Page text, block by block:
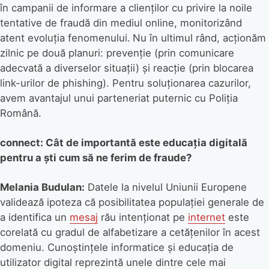
în campanii de informare a clienților cu privire la noile
tentative de fraudă din mediul online, monitorizând
atent evoluția fenomenului. Nu în ultimul rând, acționăm
zilnic pe două planuri: prevenție (prin comunicare
adecvată a diverselor situații) și reacție (prin blocarea
link-urilor de phishing). Pentru soluționarea cazurilor,
avem avantajul unui parteneriat puternic cu Poliția
Română.
connect: Cât de importantă este educația digitală
pentru a ști cum să ne ferim de fraude?
Melania Budulan: Datele la nivelul Uniunii Europene
validează ipoteza că posibilitatea populaţiei generale de
a identifica un mesaj rău intenționat pe internet este
corelată cu gradul de alfabetizare a cetățenilor în acest
domeniu. Cunoștințele informatice și educația de
utilizator digital reprezintă unele dintre cele mai